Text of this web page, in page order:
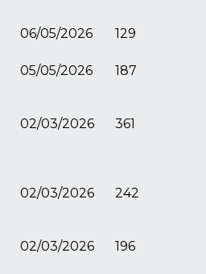
06/05/2026 129
05/05/2026 187
02/03/2026 361
02/03/2026 242
02/03/2026 196